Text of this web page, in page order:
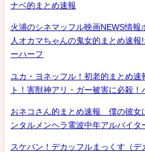
ナベ的まとめ速報
火浦のシネマッフル映画NEWS情報
人オカマちゃんの鬼女的まとめ速
ーハーフ
ユカ・ヨネッフル！初老的まとめ
ト！害獣神アリ・ガー被害に必殺！
おネコさん的まとめ速報 僕の彼女
ンタルメンヘラ電波中年アルバイ
スケバン！デカッフルまっくす（